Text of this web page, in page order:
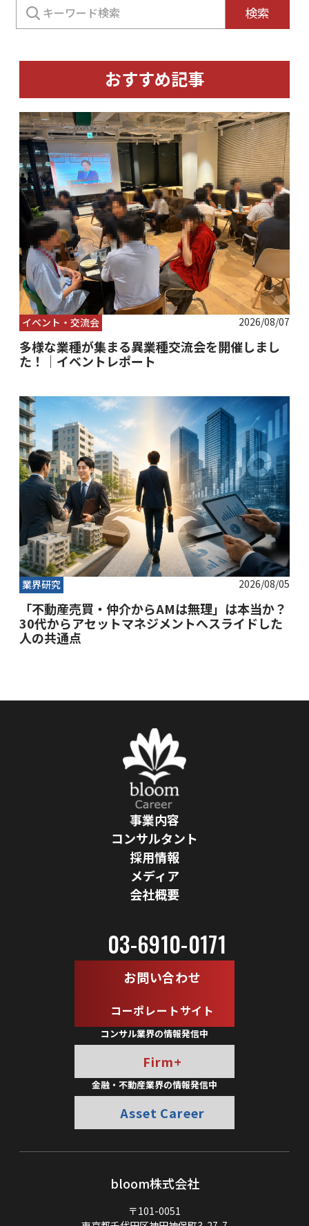
索:
検索
おすすめ記事
イベント・交流会 2026/08/07
多様な業種が集まる異業種交流会を開催しまし
た！｜イベントレポート
業界研究 2026/08/05
「不動産売買・仲介からAMは無理」は本当か？
30代からアセットマネジメントへスライドした
人の共通点
事業内容
コンサルタント
採用情報
メディア
会社概要
bloom株式会社
〒101-0051
03-6910-0171
お問い合わせ
コーポレートサイト
コンサル業界の情報発信中
Firm+
金融・不動産業界の情報発信中
Asset Career